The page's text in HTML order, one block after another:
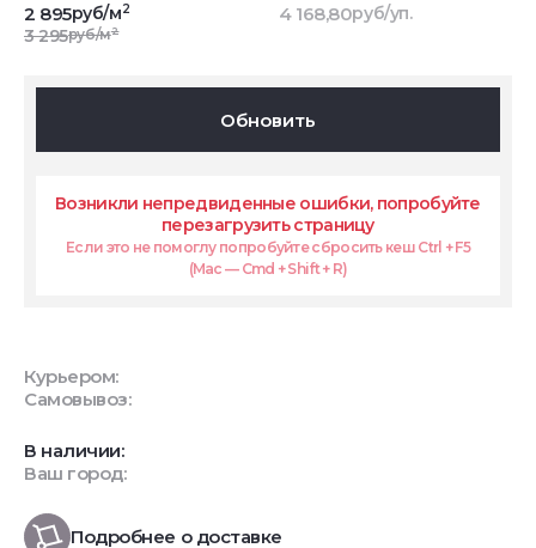
2 895руб/м2
3 295руб/м2
4 168,80руб/уп.
Обновить
Возникли непредвиденные ошибки, попробуйте
перезагрузить страницу
Если это не помоглу попробуйте сбросить кеш Ctrl + F5
(Mac — Cmd + Shift + R)
Курьером:
Самовывоз:
В наличии:
Ваш город:
Подробнее о доставке